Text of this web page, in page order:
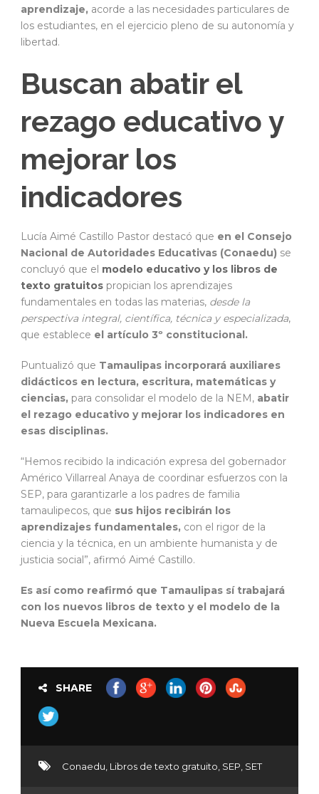
aprendizaje, acorde a las necesidades particulares de
los estudiantes, en el ejercicio pleno de su autonomía y
libertad.
Buscan abatir el
rezago educativo y
mejorar los
indicadores
Lucía Aimé Castillo Pastor destacó que en el Consejo
Nacional de Autoridades Educativas (Conaedu) se
concluyó que el modelo educativo y los libros de
texto gratuitos propician los aprendizajes
fundamentales en todas las materias, desde la
perspectiva integral, científica, técnica y especializada,
que establece el artículo 3º constitucional.
Puntualizó que Tamaulipas incorporará auxiliares
didácticos en lectura, escritura, matemáticas y
ciencias, para consolidar el modelo de la NEM, abatir
el rezago educativo y mejorar los indicadores en
esas disciplinas.
“Hemos recibido la indicación expresa del gobernador
Américo Villarreal Anaya de coordinar esfuerzos con la
SEP, para garantizarle a los padres de familia
tamaulipecos, que sus hijos recibirán los
aprendizajes fundamentales, con el rigor de la
ciencia y la técnica, en un ambiente humanista y de
justicia social”, afirmó Aimé Castillo.
Es así como reafirmó que Tamaulipas sí trabajará
con los nuevos libros de texto y el modelo de la
Nueva Escuela Mexicana.
SHARE
Conaedu Libros de texto gratuito SEP SET